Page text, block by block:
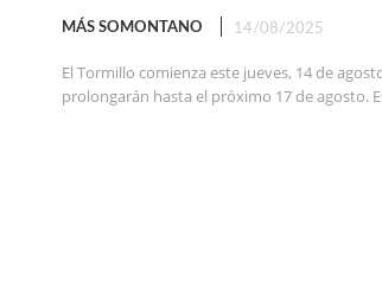
MÁS SOMONTANO 14/08/2025
El Tormillo comienza este jueves, 14 de
prolongarán hasta el próximo 17 de agosto.